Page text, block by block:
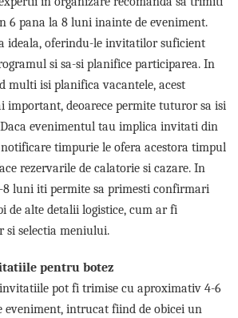
6 pana la 8 luni inainte de eveniment.
ideala, oferindu-le invitatilor suficient
si sa-si planifice participarea. In
multi isi planifica vacantele, acest
important, deoarece permite tuturor sa isi
evenimentul tau implica invitati din
timpurie le ofera acestora timpul
rezervarile de calatorie si cazare. In
8 luni iti permite sa primesti confirmari
de alte detalii logistice, cum ar fi
si selectia meniului.
pentru botez
pot fi trimise cu aproximativ 4-6
eveniment, intrucat fiind de obicei un